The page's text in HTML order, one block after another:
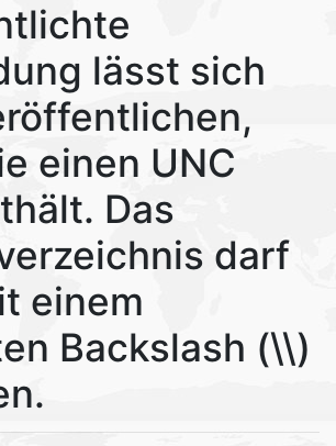
lässt sich
einen UNC
Das
darf
einem
Backslash (\\)